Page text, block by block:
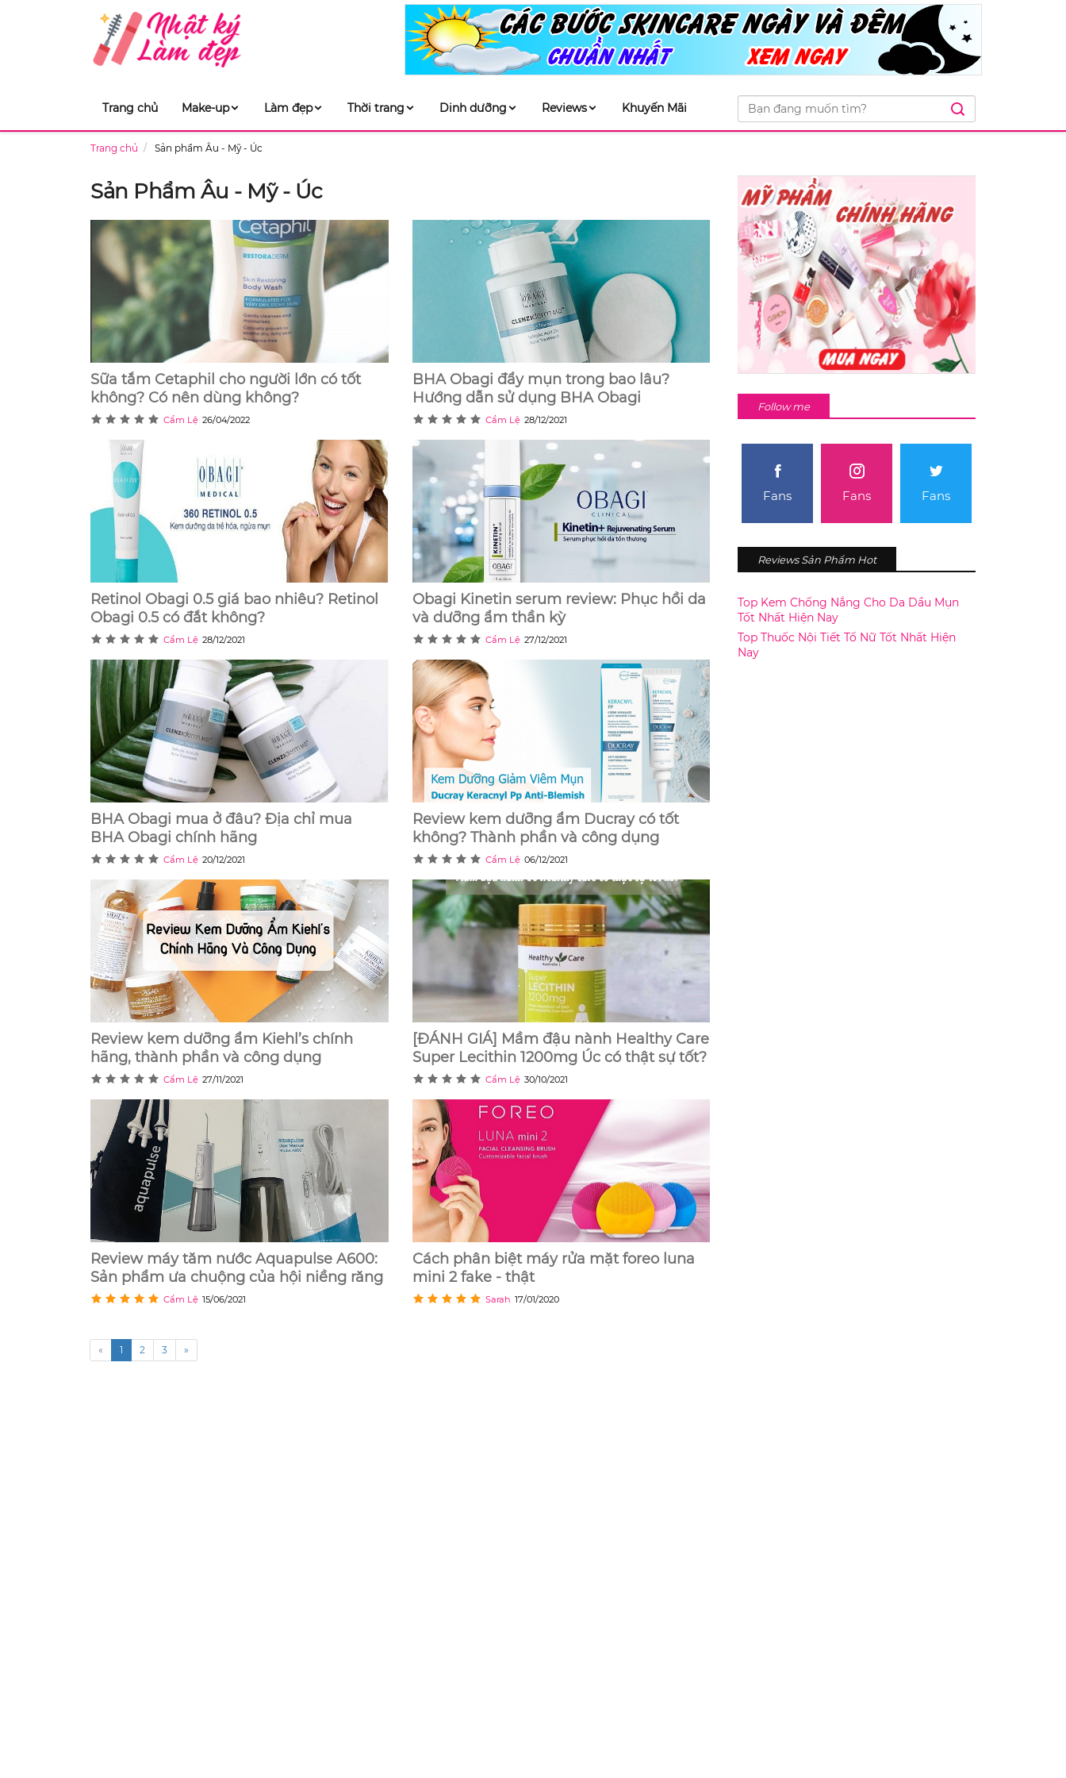
Trang chủ Make-up Làm đẹp Thời trang Dinh dưỡng Reviews Khuyến Mãi
Trang chủ Sản phẩm Âu - Mỹ - Úc
Sản Phẩm Âu - Mỹ - Úc
Sữa tắm Cetaphil cho người lớn có tốt
không? Có nên dùng không?
Cẩm Lệ 26/04/2022
BHA Obagi đẩy mụn trong bao lâu?
Hướng dẫn sử dụng BHA Obagi
Cẩm Lệ 28/12/2021
Retinol Obagi 0.5 giá bao nhiêu? Retinol
Obagi 0.5 có đắt không?
Cẩm Lệ 28/12/2021
Obagi Kinetin serum review: Phục hồi da
và dưỡng ẩm thần kỳ
Cẩm Lệ 27/12/2021
BHA Obagi mua ở đâu? Địa chỉ mua
BHA Obagi chính hãng
Cẩm Lệ 20/12/2021
Review kem dưỡng ẩm Ducray có tốt
không? Thành phần và công dụng
Cẩm Lệ 06/12/2021
Review kem dưỡng ẩm Kiehl’s chính
hãng, thành phần và công dụng
Cẩm Lệ 27/11/2021
[ĐÁNH GIÁ] Mầm đậu nành Healthy Care
Super Lecithin 1200mg Úc có thật sự tốt?
Cẩm Lệ 30/10/2021
Review máy tăm nước Aquapulse A600:
Sản phẩm ưa chuộng của hội niềng răng
Cẩm Lệ 15/06/2021
Cách phân biệt máy rửa mặt foreo luna
mini 2 fake - thật
Sarah 17/01/2020
« 1 2 3 »
Follow me
Fans Fans Fans
Reviews Sản Phẩm Hot
Top Kem Chống Nắng Cho Da Dầu Mụn
Tốt Nhất Hiện Nay
Top Thuốc Nội Tiết Tố Nữ Tốt Nhất Hiện
Nay